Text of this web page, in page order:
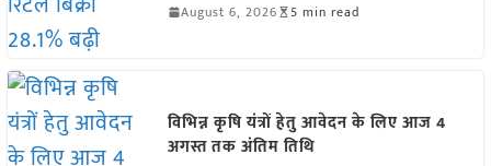
August 6, 2026 5 min read
विभिन्न कृषि यंत्रों हेतु आवेदन के लिए आज 4
अगस्त तक अंतिम तिथि